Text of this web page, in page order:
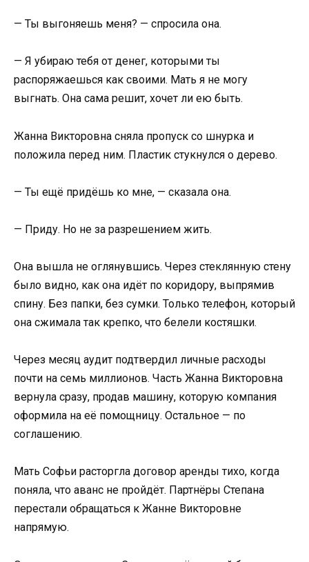
— Ты выгоняешь меня? — спросила она.
— Я убираю тебя от денег, которыми ты
распоряжаешься как своими. Мать я не могу
выгнать. Она сама решит, хочет ли ею быть.
Жанна Викторовна сняла пропуск со шнурка и
положила перед ним. Пластик стукнулся о дерево.
— Ты ещё придёшь ко мне, — сказала она.
— Приду. Но не за разрешением жить.
Она вышла не оглянувшись. Через стеклянную стену
было видно, как она идёт по коридору, выпрямив
спину. Без папки, без сумки. Только телефон, который
она сжимала так крепко, что белели костяшки.
Через месяц аудит подтвердил личные расходы
почти на семь миллионов. Часть Жанна Викторовна
вернула сразу, продав машину, которую компания
оформила на её помощницу. Остальное — по
соглашению.
Мать Софьи расторгла договор аренды тихо, когда
поняла, что аванс не пройдёт. Партнёры Степана
перестали обращаться к Жанне Викторовне
напрямую.